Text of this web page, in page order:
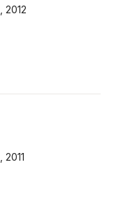
2012
2011